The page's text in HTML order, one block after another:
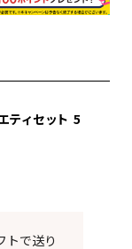
ィセット 5
トで送り